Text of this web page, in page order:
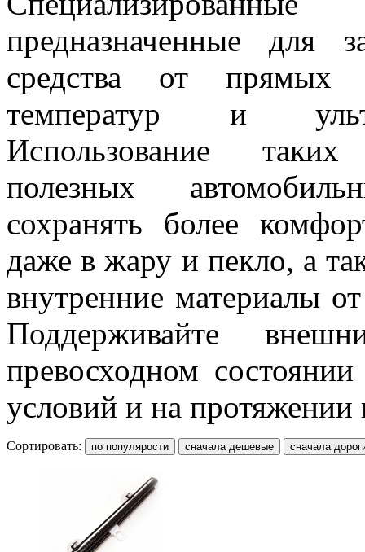
предназначенные для
средства от прямых
температур и
Использование
полезных
сохранять более
даже в жару и пекло, а
внутренние материалы
Поддерживайте
превосходном
условий и на протяжении
Сортировать: